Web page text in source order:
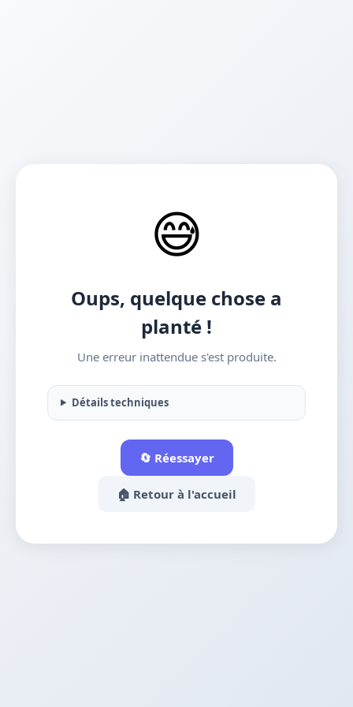
😅
Oups, quelque chose a
planté !
Une erreur inattendue s'est produite.
Détails techniques
🔄 Réessayer
🏠 Retour à l'accueil